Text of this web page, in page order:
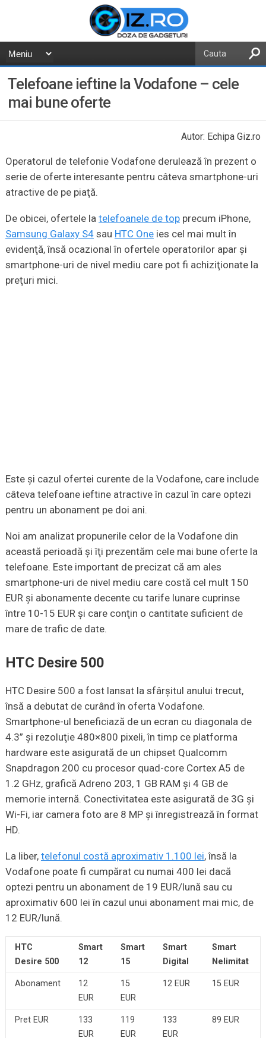
Telefoane ieftine la Vodafone – cele
mai bune oferte
Autor: Echipa Giz.ro
Operatorul de telefonie Vodafone derulează în prezent o
serie de oferte interesante pentru câteva smartphone-uri
atractive de pe piaţă.
De obicei, ofertele la telefoanele de topprecum iPhone,
Samsung Galaxy S4sau HTC Oneies cel mai mult în
evidenţă, însă ocazional în ofertele operatorilor apar şi
smartphone-uri de nivel mediu care pot fi achiziţionate la
preţuri mici.
Este şi cazul ofertei curente de la Vodafone, care include
câteva telefoane ieftine atractive în cazul în care optezi
pentru un abonament pe doi ani.
Noi am analizat propunerile celor de la Vodafone din
această perioadă şi îţi prezentăm cele mai bune oferte la
telefoane. Este important de precizat că am ales
smartphone-uri de nivel mediu care costă cel mult 150
EUR şi abonamente decente cu tarife lunare cuprinse
între 10-15 EUR şi care conţin o cantitate suficient de
mare de trafic de date.
HTC Desire 500
HTC Desire 500 a fost lansat la sfârşitul anului trecut,
însă a debutat de curând în oferta Vodafone.
Smartphone-ul beneficiază de un ecran cu diagonala de
4.3” şi rezoluţie 480×800 pixeli, în timp ce platforma
hardware este asigurată de un chipset Qualcomm
Snapdragon 200 cu procesor quad-core Cortex A5 de
1.2 GHz, grafică Adreno 203, 1 GB RAM şi 4 GB de
memorie internă. Conectivitatea este asigurată de 3G şi
Wi-Fi, iar camera foto are 8 MP şi înregistrează în format
HD.
La liber, telefonul costă aproximativ 1.100 lei, însă la
Vodafone poate fi cumpărat cu numai 400 lei dacă
optezi pentru un abonament de 19 EUR/lună sau cu
aproximativ 600 lei în cazul unui abonament mai mic, de
12 EUR/lună.
HTC
Desire 500
Smart
12
Smart
15
Smart
Digital
Smart
Nelimitat
Abonament
12
EUR
15
EUR
12 EUR 15 EUR
Pret EUR
133
EUR
119
EUR
133
EUR
89 EUR